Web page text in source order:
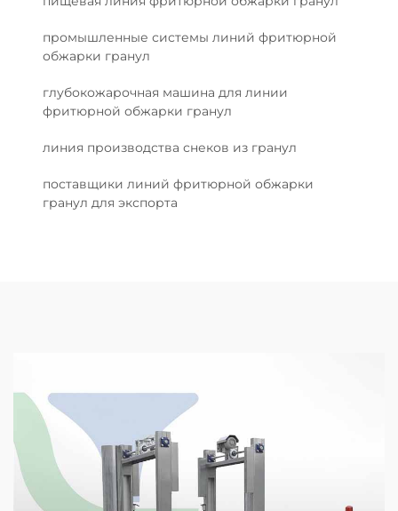
промышленные системы линий фритюрной
обжарки гранул
глубокожарочная машина для линии
фритюрной обжарки гранул
линия производства снеков из гранул
поставщики линий фритюрной обжарки
гранул для экспорта